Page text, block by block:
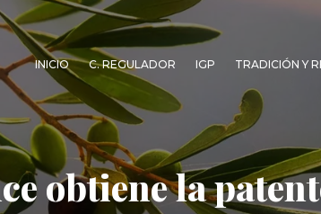
INICIO C. REGULADOR IGP TRADICIÓN Y
obtiene la